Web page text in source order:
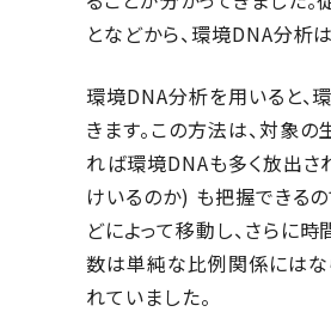
となどから、環境DNA分析
環境DNA分析を用いると、
きます。この方法は、対象
れば環境DNAも多く放出さ
けいるのか) も把握できる
どによって移動し、さらに
数は単純な比例関係にはな
れていました。